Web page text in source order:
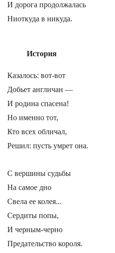
И дорога продолжалась
Ниоткуда в никуда.
История
Казалось: вот-вот
Добьет англичан —
И родина спасена!
Но именно тот,
Кто всех обличал,
Решил: пусть умрет она.
С вершины судьбы
На самое дно
Свела ее колея...
Сердиты попы,
И черным-черно
Предательство короля.